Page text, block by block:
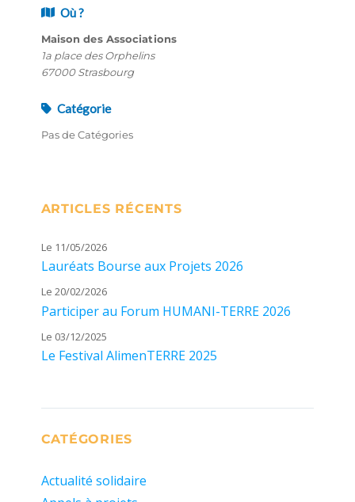
Où ?
Maison des Associations
1a place des Orphelins
67000 Strasbourg
Catégorie
Pas de Catégories
ARTICLES RÉCENTS
Le 11/05/2026
Lauréats Bourse aux Projets 2026
Le 20/02/2026
Participer au Forum HUMANI-TERRE 2026
Le 03/12/2025
Le Festival AlimenTERRE 2025
CATÉGORIES
Actualité solidaire